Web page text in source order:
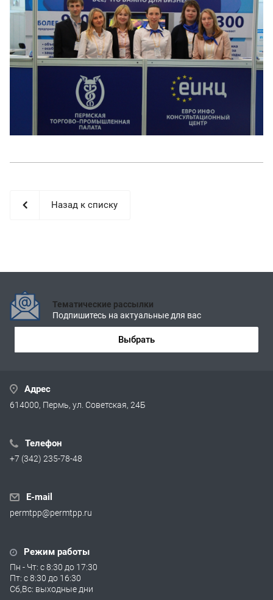
Назад к списку
Тематические рассылки
Подпишитесь на актуальные для вас
Выбрать
Адрес
614000, Пермь, ул. Советская, 24Б
Телефон
+7 (342) 235-78-48
E-mail
permtpp@permtpp.ru
Режим работы
Пн - Чт: с 8:30 до 17:30
Пт: с 8:30 до 16:30
Сб,Вс: выходные дни